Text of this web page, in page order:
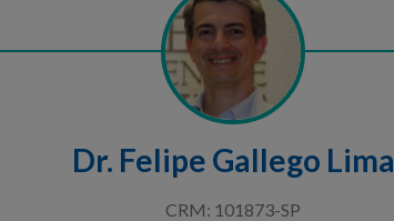
Dr. Felipe Gallego Lima
CRM: 101873-SP